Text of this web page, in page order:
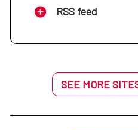
RSS feed
SEE MORE